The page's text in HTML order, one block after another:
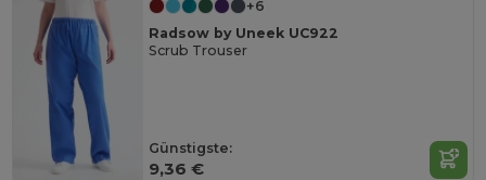
+6
Radsow by Uneek UC922
Scrub Trouser
Günstigste:
9,36 €